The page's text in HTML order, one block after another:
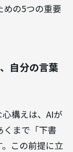
めの5つの重要
自分の言葉
構えは、AIが
くまで「下書
この前提に立